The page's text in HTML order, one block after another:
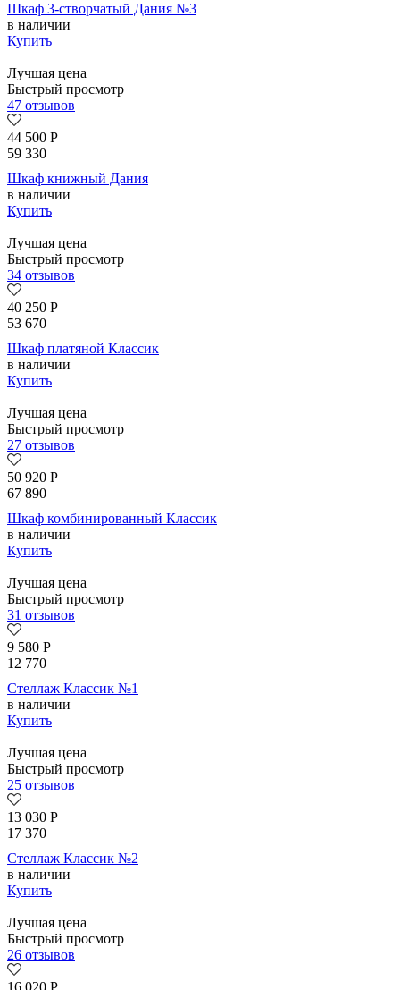
Шкаф 3-створчатый Дания №3
в наличии
Купить
Лучшая цена
Быстрый просмотр
47 отзывов
44 500 Р
59 330
Шкаф книжный Дания
в наличии
Купить
Лучшая цена
Быстрый просмотр
34 отзывов
40 250 Р
53 670
Шкаф платяной Классик
в наличии
Купить
Лучшая цена
Быстрый просмотр
27 отзывов
50 920 Р
67 890
Шкаф комбинированный Классик
в наличии
Купить
Лучшая цена
Быстрый просмотр
31 отзывов
9 580 Р
12 770
Стеллаж Классик №1
в наличии
Купить
Лучшая цена
Быстрый просмотр
25 отзывов
13 030 Р
17 370
Стеллаж Классик №2
в наличии
Купить
Лучшая цена
Быстрый просмотр
26 отзывов